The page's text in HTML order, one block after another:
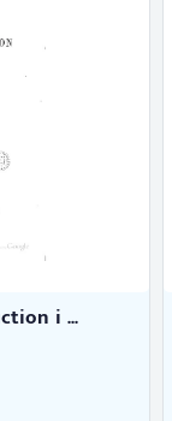
i ...